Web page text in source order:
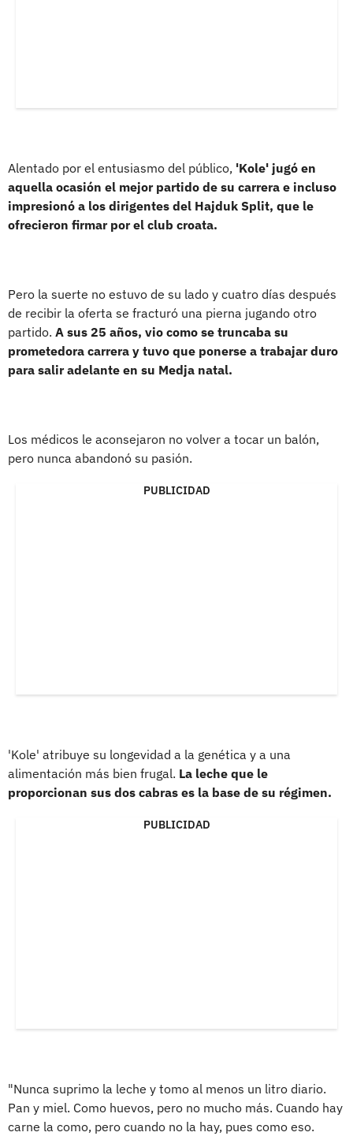
Alentado por el entusiasmo del público, 'Kole' jugó en
aquella ocasión el mejor partido de su carrera e incluso
impresionó a los dirigentes del Hajduk Split, que le
ofrecieron firmar por el club croata.
Pero la suerte no estuvo de su lado y cuatro días después
de recibir la oferta se fracturó una pierna jugando otro
partido. A sus 25 años, vio como se truncaba su
prometedora carrera y tuvo que ponerse a trabajar duro
para salir adelante en su Medja natal.
Los médicos le aconsejaron no volver a tocar un balón,
pero nunca abandonó su pasión.
PUBLICIDAD
'Kole' atribuye su longevidad a la genética y a una
alimentación más bien frugal. La leche que le
proporcionan sus dos cabras es la base de su régimen.
PUBLICIDAD
"Nunca suprimo la leche y tomo al menos un litro diario.
Pan y miel. Como huevos, pero no mucho más. Cuando hay
carne la como, pero cuando no la hay, pues como eso.